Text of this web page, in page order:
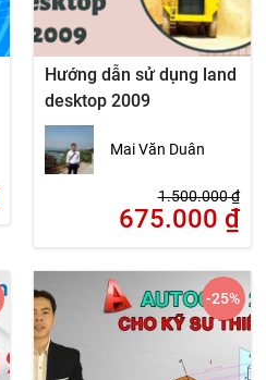
Hướng dẫn sử dụng land
desktop 2009
Mai Văn Duân
1.500.000₫
675.000 ₫
-25%